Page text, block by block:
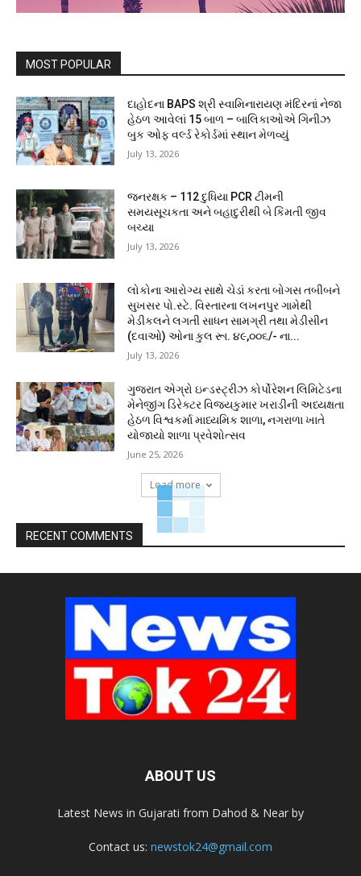
MOST POPULAR
દાહોદના BAPS શ્રી સ્વામિનારાયણ મંદિરનાં નેજા
હેઠળ આવેલાં 15 બાળ – બાલિકાઓએ ગિનીઝ
બુક ઓફ વર્લ્ડ રેકોર્ડમાં સ્થાન મેળવ્યું
July 13, 2026
જનરક્ષક – 112 દુધિયા PCR ટીમની
સમયસૂચકતા અને બહાદુરીથી બે કિંમતી જીવ
બચ્યા
July 13, 2026
લોકોના આરોગ્ય સાથે ચેડાં કરતા બોગસ તબીબને
સુખસર પો.સ્ટે. વિસ્તારના લખનપુર ગામેથી
મેડીકલને લગતી સાધન સામગ્રી તથા મેડીસીન
(દવાઓ) ઓના કુલ રૂા. ૪૯,૦૦૬/- ના...
July 13, 2026
ગુજરાત એગ્રો ઇન્ડસ્ટ્રીઝ કોર્પોરેશન લિમિટેડના
મેનેજીંગ ડિરેક્ટર વિજયકુમાર ખરાડીની અધ્યક્ષતા
હેઠળ વિશ્વકર્મા માધ્યમિક શાળા, નગરાળા ખાતે
યોજાયો શાળા પ્રવેશોત્સવ
June 25, 2026
Load more
RECENT COMMENTS
ABOUT US
Latest News in Gujarati from Dahod & Near by
Contact us: newstok24@gmail.com